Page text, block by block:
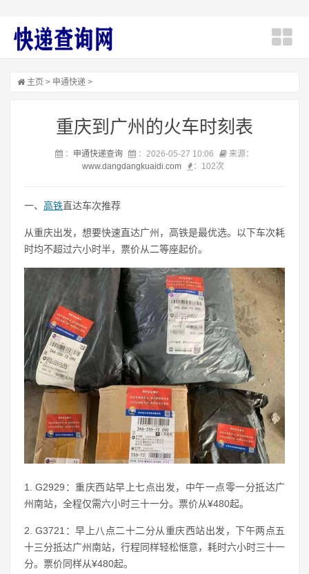
主页 > 申通快递 >
重庆到广州的火车时刻表
： 申通快递查询 ：2026-05-27 10:06
来源：
www.dangdangkuaidi.com
： 102次
一、 高铁直达车次推荐
从重庆出发，想要快速直达广州，高铁是最优选。以下车次耗
时均不超过六小时半，票价从二等座起价。
1. G2929：重庆西站早上七点出发，中午一点零一分抵达广
州南站，全程仅需六小时三十一分。票价从¥480起。
2. G3721：早上八点二十二分从重庆西站出发，下午两点五
十三分抵达广州南站，行程同样轻松惬意，耗时六小时三十一
分。票价同样从¥480起。